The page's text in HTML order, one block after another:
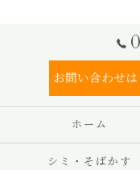
お問い合わせは
ホーム
シミ・そばかす